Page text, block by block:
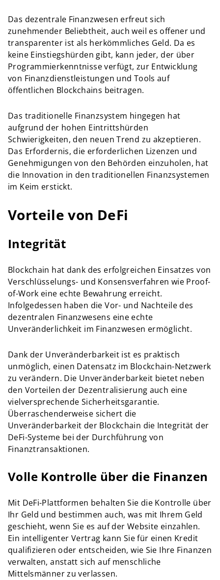
Das dezentrale Finanzwesen erfreut sich
zunehmender Beliebtheit, auch weil es offener und
transparenter ist als herkömmliches Geld. Da es
keine Einstiegshürden gibt, kann jeder, der über
Programmierkenntnisse verfügt, zur Entwicklung
von Finanzdienstleistungen und Tools auf
öffentlichen Blockchains beitragen.
Das traditionelle Finanzsystem hingegen hat
aufgrund der hohen Eintrittshürden
Schwierigkeiten, den neuen Trend zu akzeptieren.
Das Erfordernis, die erforderlichen Lizenzen und
Genehmigungen von den Behörden einzuholen, hat
die Innovation in den traditionellen Finanzsystemen
im Keim erstickt.
Vorteile von DeFi
Integrität
Blockchain hat dank des erfolgreichen Einsatzes von
Verschlüsselungs- und Konsensverfahren wie Proof-
of-Work eine echte Bewahrung erreicht.
Infolgedessen haben die Vor- und Nachteile des
dezentralen Finanzwesens eine echte
Unveränderlichkeit im Finanzwesen ermöglicht.
Dank der Unveränderbarkeit ist es praktisch
unmöglich, einen Datensatz im Blockchain-Netzwerk
zu verändern. Die Unveränderbarkeit bietet neben
den Vorteilen der Dezentralisierung auch eine
vielversprechende Sicherheitsgarantie.
Überraschenderweise sichert die
Unveränderbarkeit der Blockchain die Integrität der
DeFi-Systeme bei der Durchführung von
Finanztransaktionen.
Volle Kontrolle über die Finanzen
Mit DeFi-Plattformen behalten Sie die Kontrolle über
Ihr Geld und bestimmen auch, was mit Ihrem Geld
geschieht, wenn Sie es auf der Website einzahlen.
Ein intelligenter Vertrag kann Sie für einen Kredit
qualifizieren oder entscheiden, wie Sie Ihre Finanzen
verwalten, anstatt sich auf menschliche
Mittelsmänner zu verlassen.